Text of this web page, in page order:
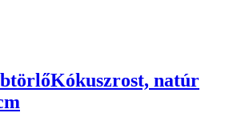
Kókuszrost, natúr